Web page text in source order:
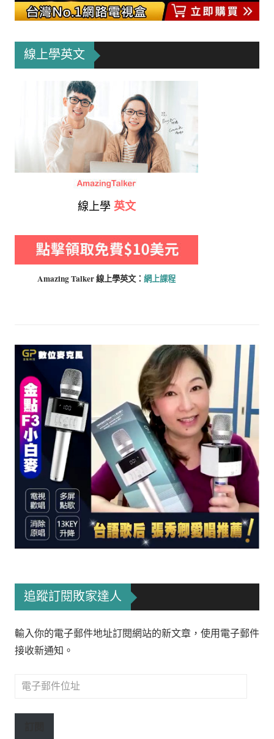
線上學英文
線上學 英文
Amazing Talker 線上學英文： 網上課程
追蹤訂閱敗家達人
輸入你的電子郵件地址訂閱網站的新文章，使用電子郵件
接收新通知。
電
郵